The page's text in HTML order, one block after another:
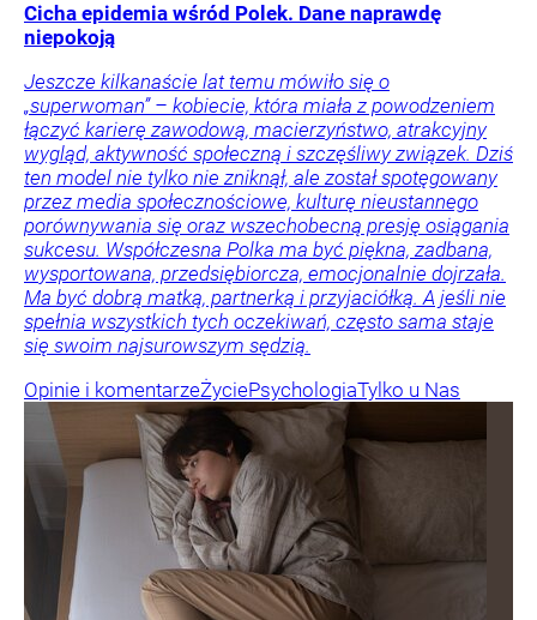
Cicha epidemia wśród Polek. Dane naprawdę
niepokoją
Jeszcze kilkanaście lat temu mówiło się o
„superwoman” – kobiecie, która miała z powodzeniem
łączyć karierę zawodową, macierzyństwo, atrakcyjny
wygląd, aktywność społeczną i szczęśliwy związek. Dziś
ten model nie tylko nie zniknął, ale został spotęgowany
przez media społecznościowe, kulturę nieustannego
porównywania się oraz wszechobecną presję osiągania
sukcesu. Współczesna Polka ma być piękna, zadbana,
wysportowana, przedsiębiorcza, emocjonalnie dojrzała.
Ma być dobrą matką, partnerką i przyjaciółką. A jeśli nie
spełnia wszystkich tych oczekiwań, często sama staje
się swoim najsurowszym sędzią.
Opinie i komentarzeŻyciePsychologiaTylko u Nas